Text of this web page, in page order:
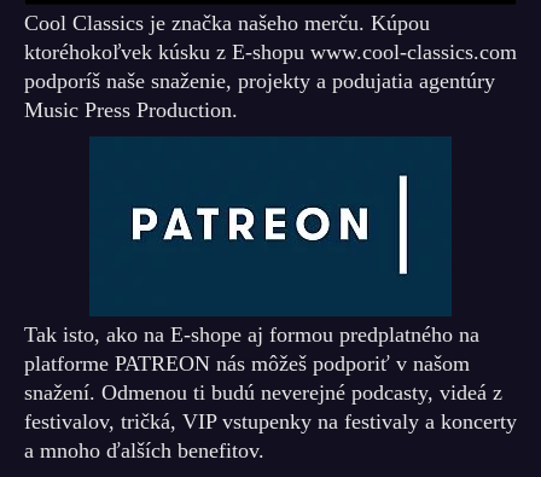
Cool Classics je značka našeho merču. Kúpou
ktoréhokoľvek kúsku z E-shopu www.cool-classics.com
podporíš naše snaženie, projekty a podujatia agentúry
Music Press Production.
Tak isto, ako na E-shope aj formou predplatného na
platforme PATREON nás môžeš podporiť v našom
snažení. Odmenou ti budú neverejné podcasty, videá z
festivalov, tričká, VIP vstupenky na festivaly a koncerty
a mnoho ďalších benefitov.